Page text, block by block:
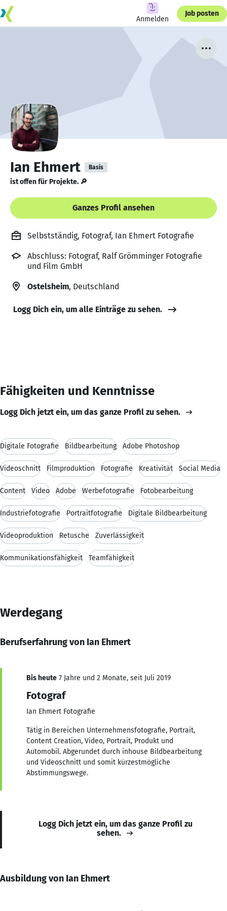
Anmelden
Job posten
Ian Ehmert Basis
ist offen für Projekte. 🔎
Ganzes Profil ansehen
Selbstständig, Fotograf, Ian Ehmert Fotografie
Abschluss: Fotograf, Ralf Grömminger Fotografie
und Film GmbH
Ostelsheim, Deutschland
Logg Dich ein, um alle Einträge zu sehen.
Fähigkeiten und Kenntnisse
Logg Dich jetzt ein, um das ganze Profil zu sehen.
Digitale Fotografie Bildbearbeitung Adobe Photoshop
Videoschnitt Filmproduktion Fotografie Kreativität Social Media
Content Video Adobe Werbefotografie Fotobearbeitung
Industriefotografie Portraitfotografie Digitale Bildbearbeitung
Videoproduktion Retusche Zuverlässigkeit
Kommunikationsfähigkeit Teamfähigkeit
Werdegang
Berufserfahrung von Ian Ehmert
Bis heute 7 Jahre und 2 Monate, seit Juli 2019
Fotograf
Ian Ehmert Fotografie
Tätig in Bereichen Unternehmensfotografie, Portrait,
Content Creation, Video, Portrait, Produkt und
Automobil. Abgerundet durch inhouse Bildbearbeitung
und Videoschnitt und somit kürzestmögliche
Abstimmungswege.
Logg Dich jetzt ein, um das ganze Profil zu
sehen.
Ausbildung von Ian Ehmert